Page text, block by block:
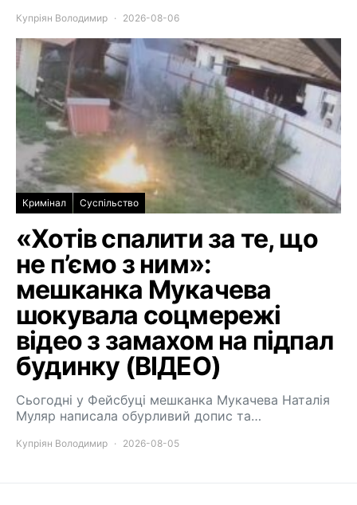
Купріян Володимир 2026-08-06
Кримінал Суспільство
«Хотів спалити за те, що
не п’ємо з ним»:
мешканка Мукачева
шокувала соцмережі
відео з замахом на підпал
будинку (ВІДЕО)
Сьогодні у Фейсбуці мешканка Мукачева Наталія
Муляр написала обурливий допис та…
Купріян Володимир 2026-08-05